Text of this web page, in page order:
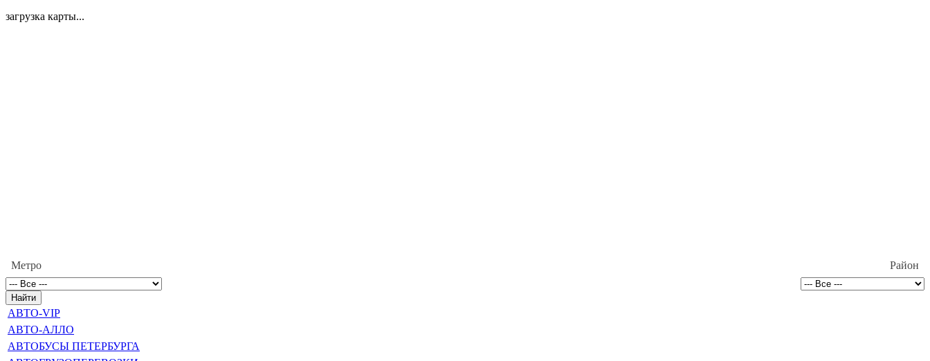
загрузка карты...
Метро Район
АВТО-VIP
АВТО-АЛЛО
АВТОБУСЫ ПЕТЕРБУРГА